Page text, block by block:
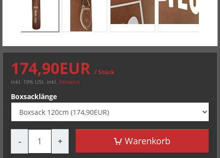
174,90EUR / Stück
inkl. 19% USt. inkl. Versand
Boxsacklänge
- + Warenkorb